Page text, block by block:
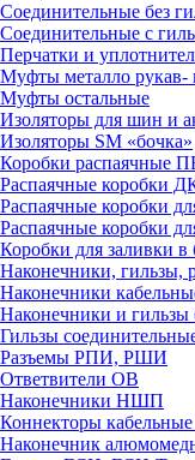
Соединительные без
Соединительные с
Перчатки и
Муфты металло рукав-
Муфты остальные
Изоляторы для шин и
Изоляторы SM «бочка»
Коробки распаячные
Распаячные коробки
Распаячные коробки
Распаячные коробки
Коробки для заливки в
Наконечники, гильзы,
Наконечники
Наконечники и
Гильзы
Разъемы РПИ, РШИ
Ответвители ОВ
Наконечники НШП
Коннекторы
Наконечник